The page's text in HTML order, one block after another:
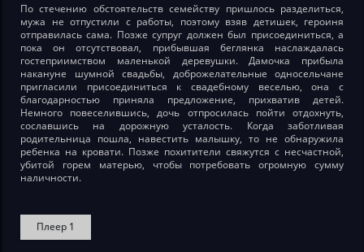
По стечению обстоятельств семейству пришлось разделиться,
мужа не отпустили с работы, поэтому взяв детишек, героиня
отправилась сама. Позже супруг должен был присоединиться, а
пока он отсутствовал, прибывшая беглянка наслаждалась
гостеприимством маленькой деревушки. Дамочка прибыла
накануне шумной свадьбы, доброжелательные односельчане
пригласили присоединиться к свадебному веселью, она с
благодарностью приняла предложение, прихватив детей.
Немного повеселившись, дочь отпросилась пойти отдохнуть,
сославшись на дорожную усталость. Когда заботливая
родительница пошла, навестить малышку, то не обнаружила
ребенка на кровати. Позже похитители свяжутся с несчастной,
убитой горем матерью, чтобы потребовать огромную сумму
наличности.
Плеер 1